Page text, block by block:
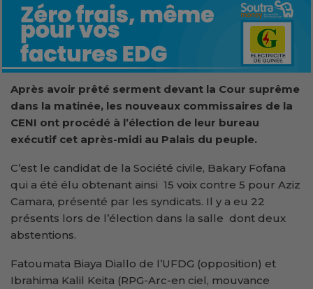
Après avoir prêté serment devant la Cour suprême
dans la matinée, les nouveaux commissaires de la
CENI ont procédé à l’élection de leur bureau
exécutif cet après-midi au Palais du peuple.
C’est le candidat de la Société civile, Bakary Fofana
qui a été élu obtenant ainsi 15 voix contre 5 pour Aziz
Camara, présenté par les syndicats. Il y a eu 22
présents lors de l’élection dans la salle dont deux
abstentions.
Fatoumata Biaya Diallo de l’UFDG (opposition) et
Ibrahima Kalil Keita (RPG-Arc-en ciel, mouvance